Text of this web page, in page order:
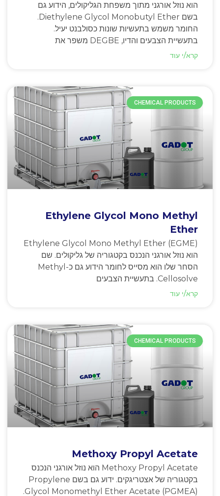
הוא נוזל אורגני מתוך משפחת הגליקולים, הידוע גם
בשם Diethylene Glycol Monobutyl Ether.
החומר משמש בתעשיות שונות כסולבנט יעיל.
בתעשיית הצבעים והדיו, DEGBE משפר את
קרא/י עוד
CHEMICAL PRODUCTS
Ethylene Glycol Mono Methyl
Ether
Ethylene Glycol Mono Methyl Ether (EGME)
הוא נוזל אורגני הנכנס בקטגוריה של גליקולים. שם
הסחר שלו הוא מסייס לחומר הידוע גם כ-Methyl
Cellosolve. בתעשיית הצבעים
קרא/י עוד
CHEMICAL PRODUCTS
Methoxy Propyl Acetate
Methoxy Propyl Acetate הוא נוזל אורגני הנכנס
בקטגוריה של אצטריגקים. ידוע גם בשם Propylene
Glycol Monomethyl Ether Acetate (PGMEA).